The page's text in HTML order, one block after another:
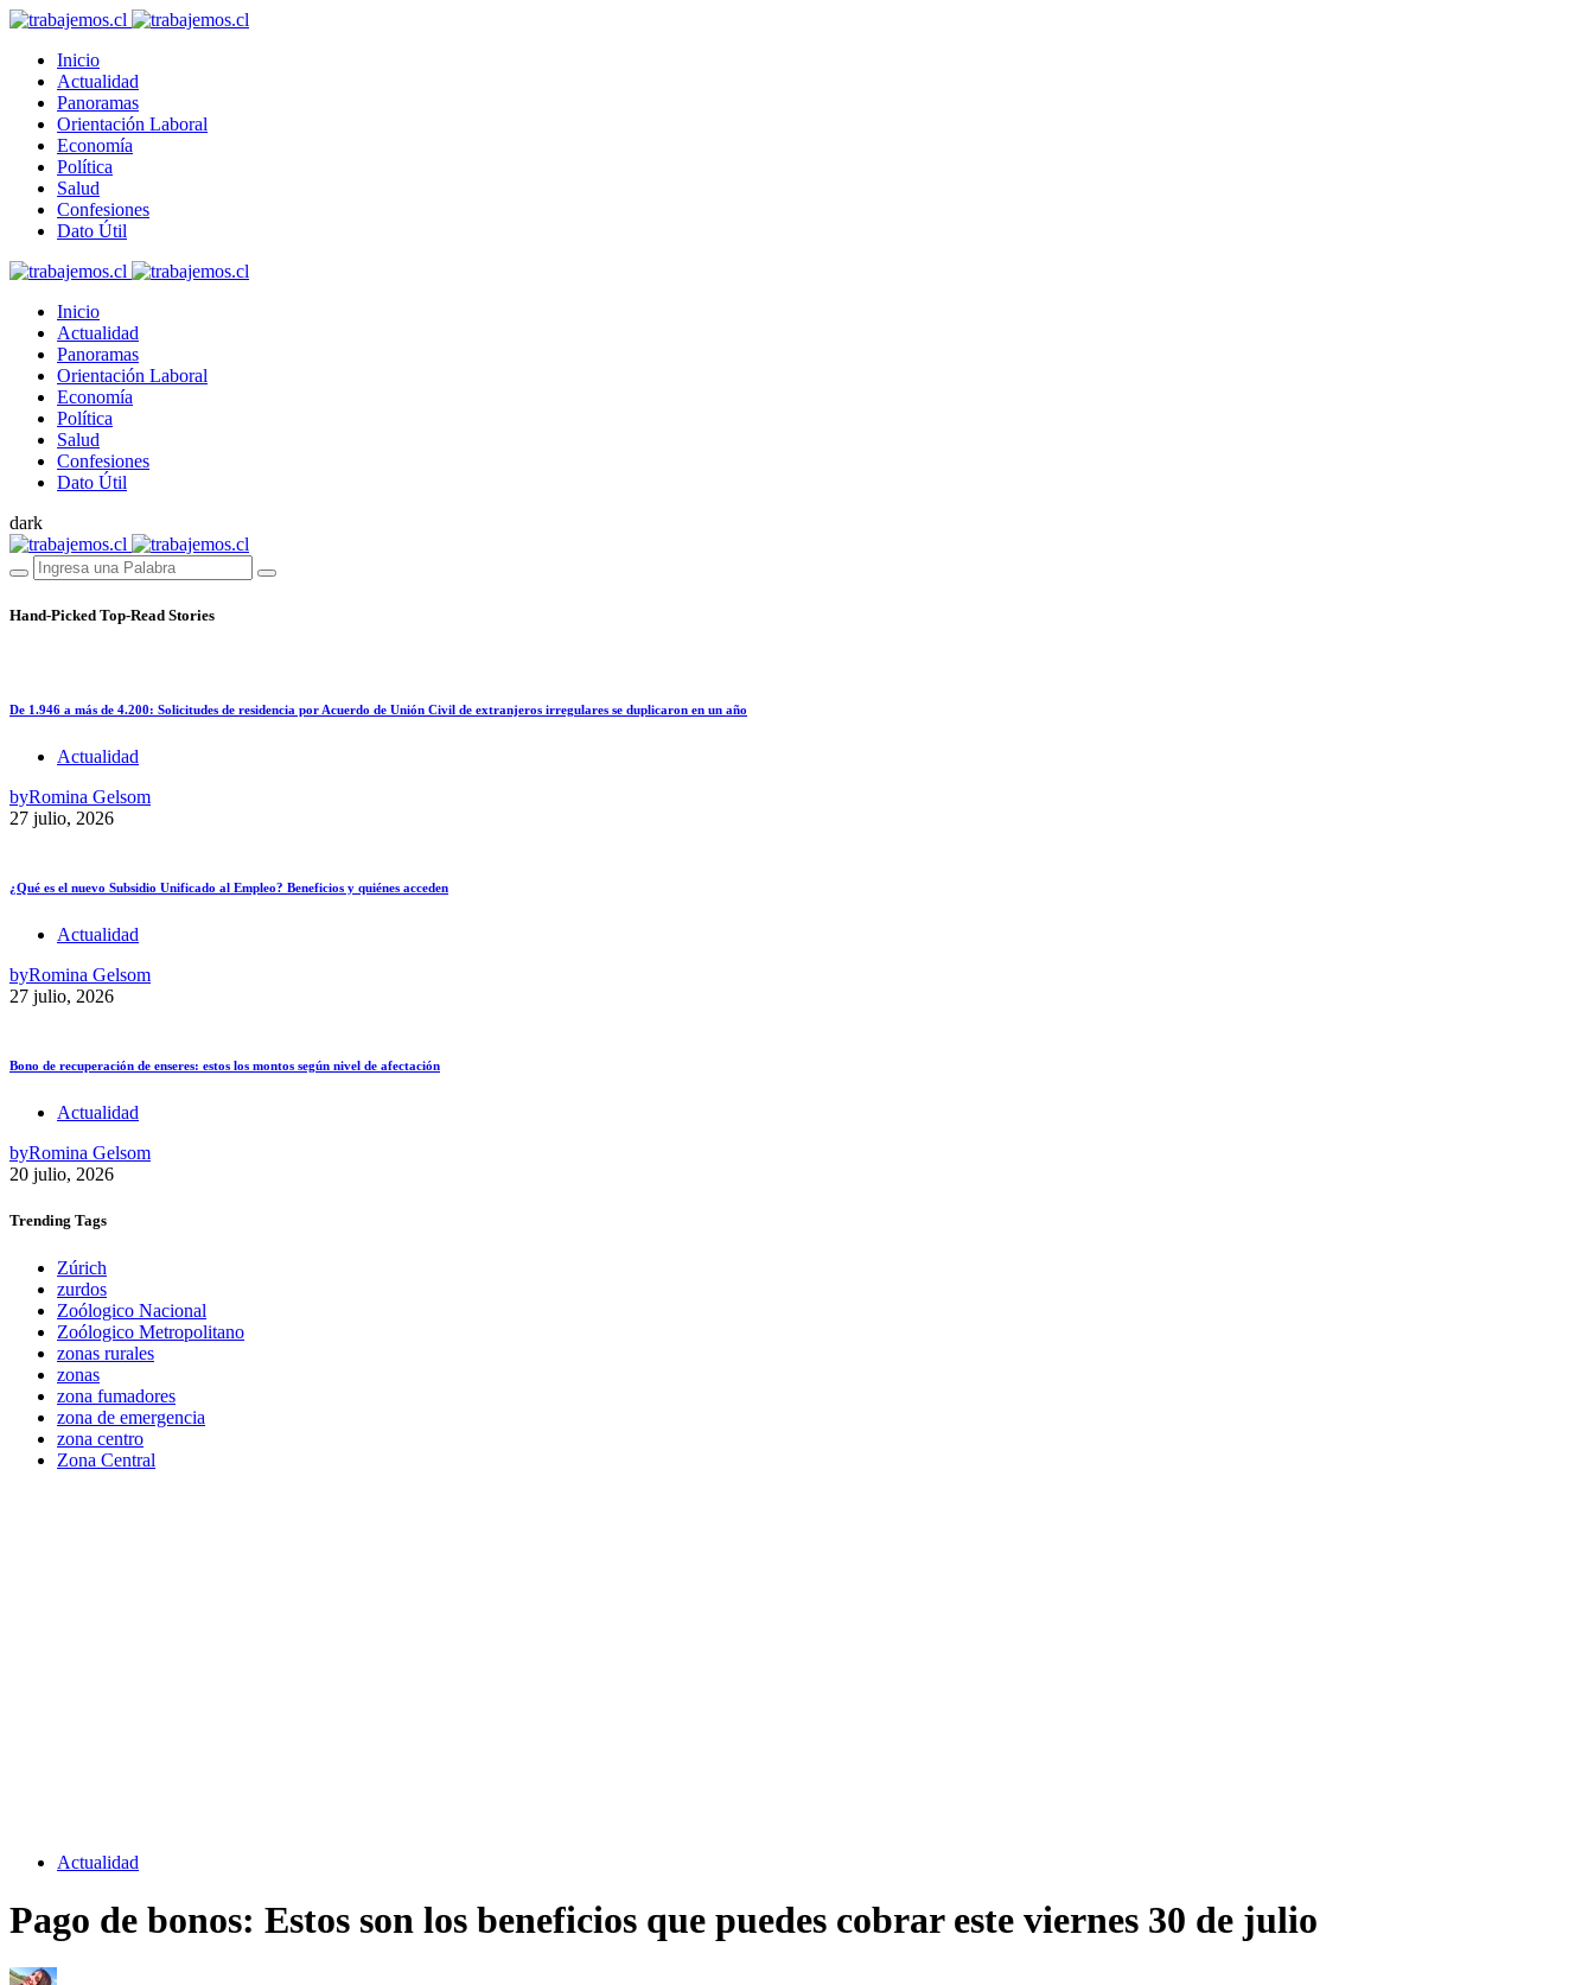
Inicio
Actualidad
Panoramas
Orientación Laboral
Economía
Política
Salud
Confesiones
Dato Útil
Inicio
Actualidad
Panoramas
Orientación Laboral
Economía
Política
Salud
Confesiones
Dato Útil
dark
Hand-Picked Top-Read Stories
De 1.946 a más de 4.200: Solicitudes de residencia por Acuerdo de Unión Civil de extranjeros irregulares se duplicaron en un año
Actualidad
byRomina Gelsom
27 julio, 2026
¿Qué es el nuevo Subsidio Unificado al Empleo? Beneficios y quiénes acceden
Actualidad
byRomina Gelsom
27 julio, 2026
Bono de recuperación de enseres: estos los montos según nivel de afectación
Actualidad
byRomina Gelsom
20 julio, 2026
Trending Tags
Zúrich
zurdos
Zoólogico Nacional
Zoólogico Metropolitano
zonas rurales
zonas
zona fumadores
zona de emergencia
zona centro
Zona Central
Actualidad
Pago de bonos: Estos son los beneficios que puedes cobrar este viernes 30 de julio